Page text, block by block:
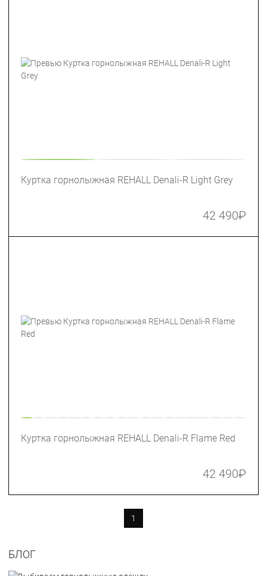
Куртка горнолыжная REHALL Denali-R Light Grey
42 490₽
Куртка горнолыжная REHALL Denali-R Flame Red
42 490₽
1
БЛОГ